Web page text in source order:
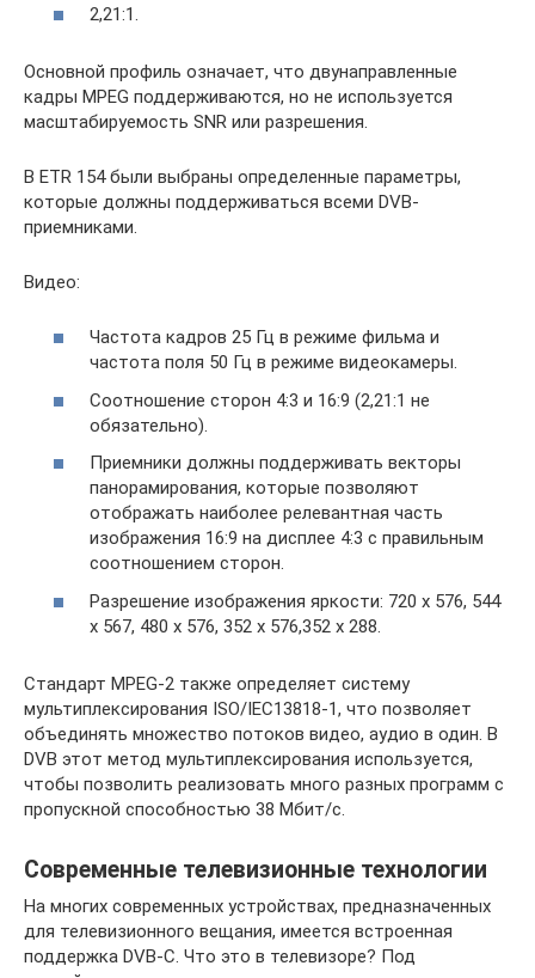
2,21:1.
Основной профиль означает, что двунаправленные
кадры MPEG поддерживаются, но не используется
масштабируемость SNR или разрешения.
В ETR 154 были выбраны определенные параметры,
которые должны поддерживаться всеми DVB-
приемниками.
Видео:
Частота кадров 25 Гц в режиме фильма и
частота поля 50 Гц в режиме видеокамеры.
Соотношение сторон 4:3 и 16:9 (2,21:1 не
обязательно).
Приемники должны поддерживать векторы
панорамирования, которые позволяют
отображать наиболее релевантная часть
изображения 16:9 на дисплее 4:3 с правильным
соотношением сторон.
Разрешение изображения яркости: 720 x 576, 544
x 567, 480 x 576, 352 x 576,352 x 288.
Стандарт MPEG-2 также определяет систему
мультиплексирования ISO/IEC13818-1, что позволяет
объединять множество потоков видео, аудио в один. В
DVB этот метод мультиплексирования используется,
чтобы позволить реализовать много разных программ с
пропускной способностью 38 Мбит/с.
Современные телевизионные технологии
На многих современных устройствах, предназначенных
для телевизионного вещания, имеется встроенная
поддержка DVB-C. Что это в телевизоре? Под